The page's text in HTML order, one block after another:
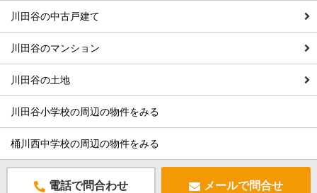
川田谷の中古戸建て
川田谷のマンション
川田谷の土地
川田谷小学校の周辺の物件をみる
桶川西中学校の周辺の物件をみる
電話で問合わせ メールで問合せ